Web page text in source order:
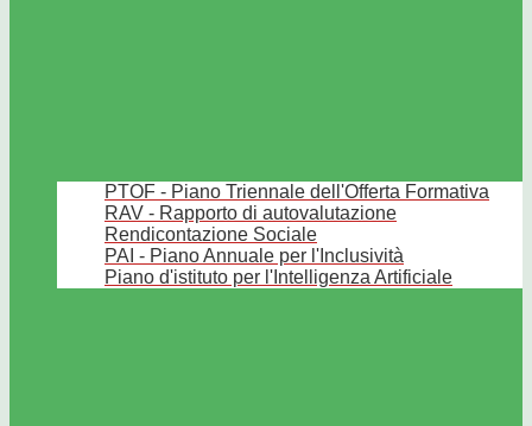
PTOF - Piano Triennale dell'Offerta Formativa
RAV - Rapporto di autovalutazione
Rendicontazione Sociale
PAI - Piano Annuale per l'Inclusività
Piano d'istituto per l'Intelligenza Artificiale